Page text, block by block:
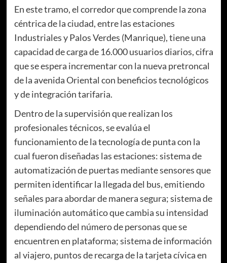
En este tramo, el corredor que comprende la zona
céntrica de la ciudad, entre las estaciones
Industriales y Palos Verdes (Manrique), tiene una
capacidad de carga de 16.000 usuarios diarios, cifra
que se espera incrementar con la nueva pretroncal
de la avenida Oriental con beneficios tecnológicos
y de integración tarifaria.
Dentro de la supervisión que realizan los
profesionales técnicos, se evalúa el
funcionamiento de la tecnología de punta con la
cual fueron diseñadas las estaciones: sistema de
automatización de puertas mediante sensores que
permiten identificar la llegada del bus, emitiendo
señales para abordar de manera segura; sistema de
iluminación automático que cambia su intensidad
dependiendo del número de personas que se
encuentren en plataforma; sistema de información
al viajero, puntos de recarga de la tarjeta cívica en